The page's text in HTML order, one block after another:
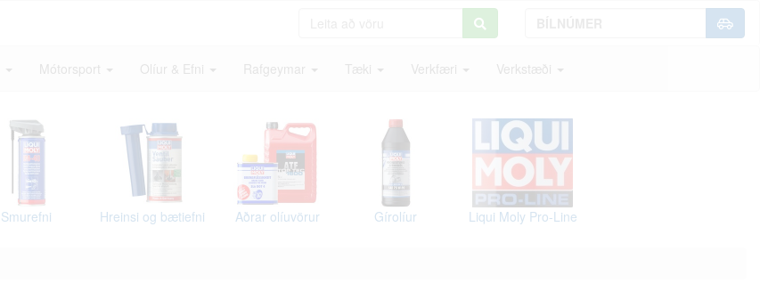
Mótorsport Olíur & Efni Rafgeymar Tæki Verkfæri Verkstæði
Smurefni Hreinsi og bætiefni Aðrar olíuvörur Gírolíur Liqui Moly Pro-Line